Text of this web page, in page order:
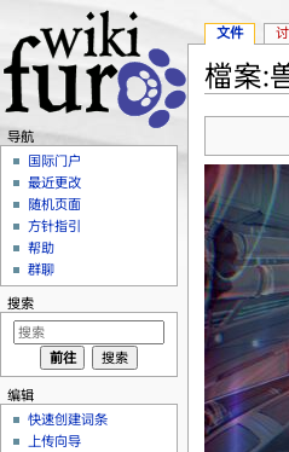
檔案:
文件
导航
国际门户
最近更改
随机页面
方针指引
帮助
群聊
搜索
编辑
快速创建词条
上传向导